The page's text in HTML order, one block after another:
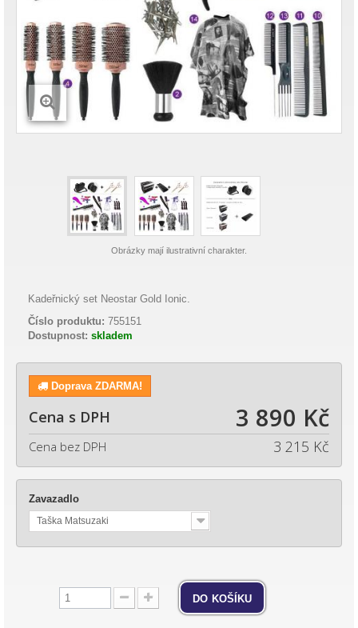
Obrázky mají ilustrativní charakter.
Kadeřnický set Neostar Gold Ionic.
Číslo produktu: 755151
Dostupnost: skladem
Doprava ZDARMA!
Cena s DPH 3 890 Kč
Cena bez DPH 3 215 Kč
Zavazadlo
Taška Matsuzaki
do košíku